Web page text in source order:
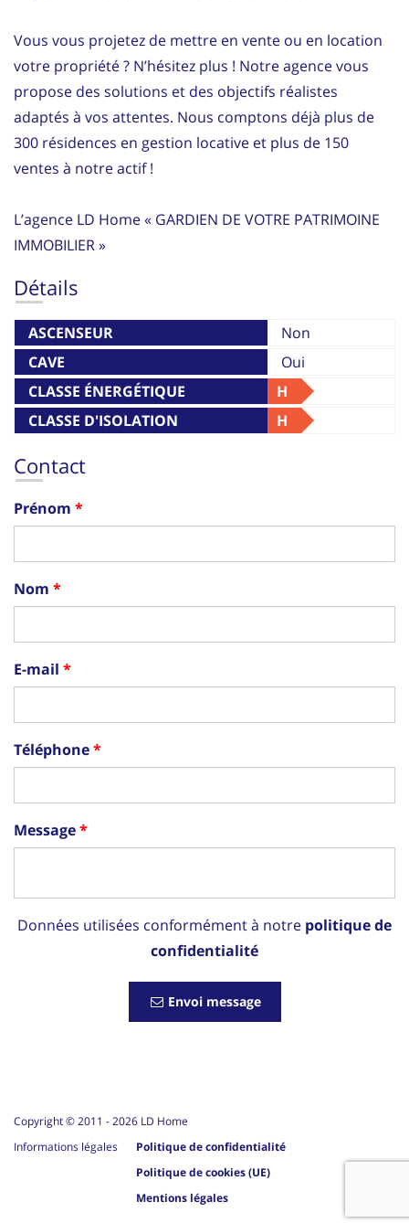
Vous vous projetez de mettre en vente ou en location
votre propriété ? N’hésitez plus ! Notre agence vous
propose des solutions et des objectifs réalistes
adaptés à vos attentes. Nous comptons déjà plus de
300 résidences en gestion locative et plus de 150
ventes à notre actif !
L’agence LD Home « GARDIEN DE VOTRE PATRIMOINE
IMMOBILIER »
Détails
ASCENSEUR
Non
CAVE
Oui
CLASSE ÉNERGÉTIQUE
H
CLASSE D'ISOLATION
H
Contact
Prénom
Nom
E-mail
Téléphone
Message
Données utilisées conformément à notre politique de
confidentialité
Envoi message
Copyright © 2011 -2026 LD Home
Informations légales
Politique de confidentialité
Politique de cookies (UE)
Mentions légales